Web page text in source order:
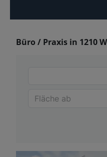
Büro / Praxis in 1210